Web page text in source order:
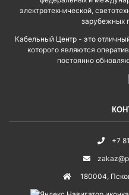
электротехнической,
зарубежных
Кабельный Центр - это
которого являются
постоянно
+7
180004,